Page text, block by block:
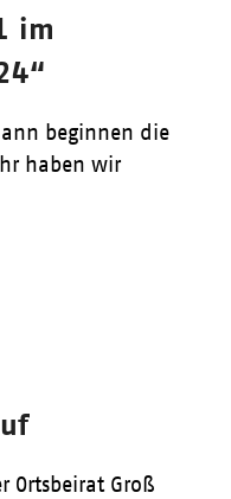
im
beginnen die
haben wir
Ortsbeirat Groß